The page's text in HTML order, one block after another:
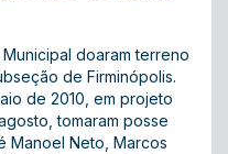
doaram terreno
de Firminópolis.
de 2010, em projeto
tomaram posse
Manoel Neto, Marcos